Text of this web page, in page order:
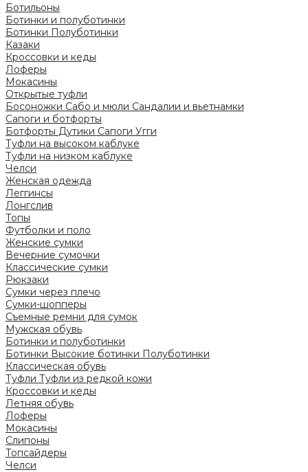
Ботильоны
Ботинки и полуботинки
Ботинки Полуботинки
Казаки
Кроссовки и кеды
Лоферы
Мокасины
Открытые туфли
Босоножки Сабо и мюли Сандалии и вьетнамки
Сапоги и ботфорты
Ботфорты Дутики Сапоги Угги
Туфли на высоком каблуке
Туфли на низком каблуке
Челси
Женская одежда
Леггинсы
Лонгслив
Топы
Футболки и поло
Женские сумки
Вечерние сумочки
Классические сумки
Рюкзаки
Сумки через плечо
Сумки-шопперы
Съемные ремни для сумок
Мужская обувь
Ботинки и полуботинки
Ботинки Высокие ботинки Полуботинки
Классическая обувь
Туфли Туфли из редкой кожи
Кроссовки и кеды
Летняя обувь
Лоферы
Мокасины
Слипоны
Топсайдеры
Челси